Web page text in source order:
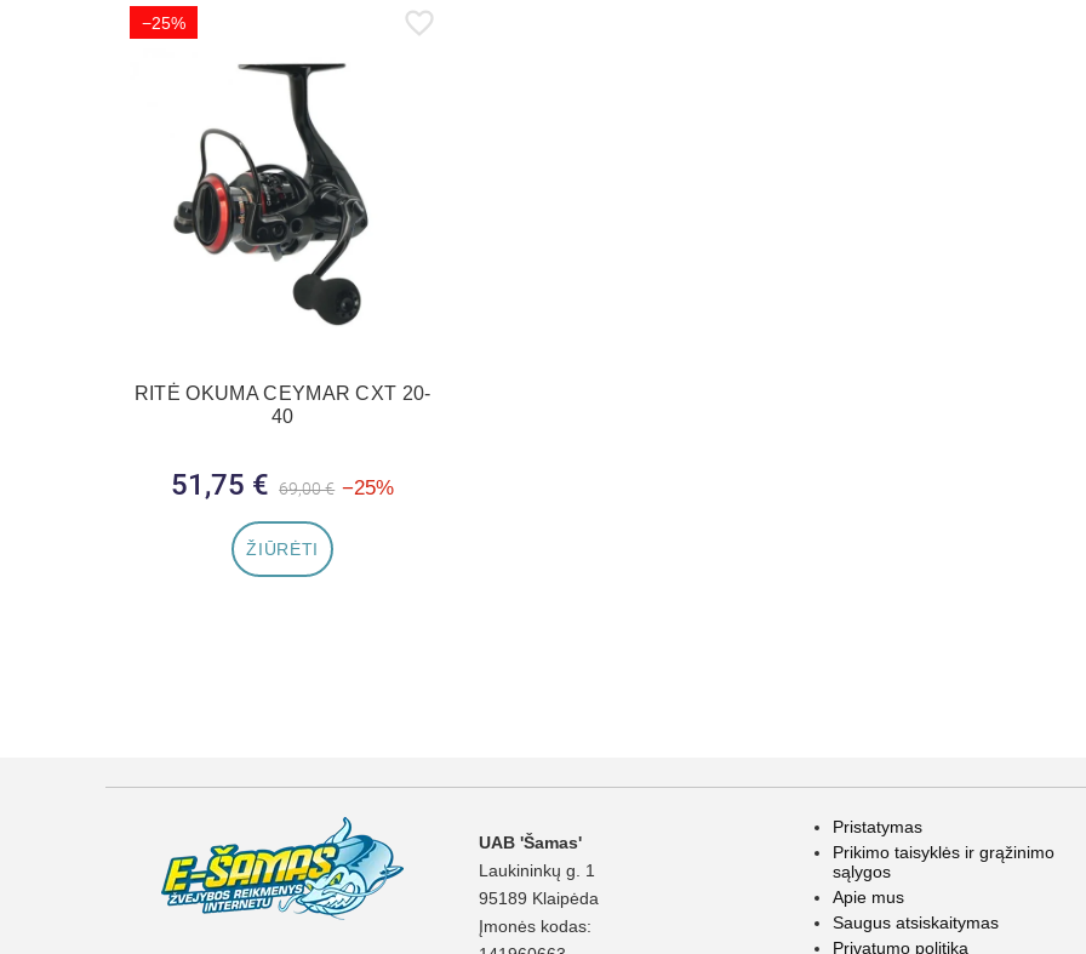
−25%
RITĖ OKUMA CEYMAR CXT 20-
40
Bazinė kaina
69,00 € −25%
51,75 €
ŽIŪRĖTI
UAB 'Šamas'
Laukininkų g. 1
95189 Klaipėda
Įmonės kodas:
Pristatymas
Prikimo taisyklės ir grąžinimo
sąlygos
Apie mus
Saugus atsiskaitymas
Privatumo politika